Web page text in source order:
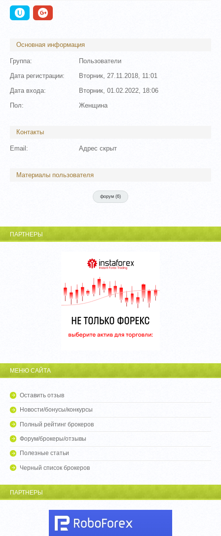
Основная информация
Группа: Пользователи
Дата регистрации: Вторник, 27.11.2018, 11:01
Дата входа: Вторник, 01.02.2022, 18:06
Пол: Женщина
Контакты
Email: Адрес скрыт
Материалы пользователя
форум (6)
ПАРТНЕРЫ
МЕНЮ САЙТА
Оставить отзыв
Новости/бонусы/конкурсы
Полный рейтинг брокеров
Форум/брокеры/отзывы
Полезные статьи
Черный список брокеров
ПАРТНЕРЫ